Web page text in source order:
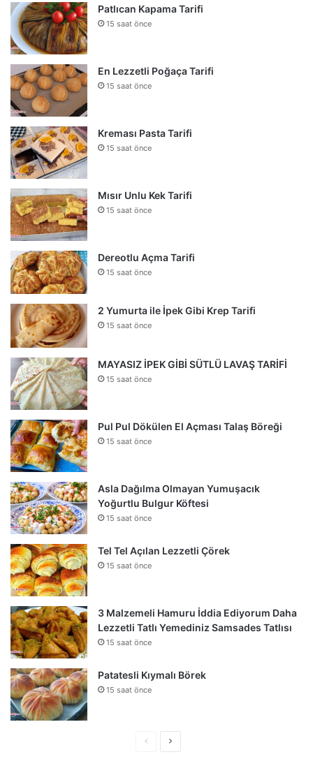
Patlıcan Kapama Tarifi
15 saat önce
En Lezzetli Poğaça Tarifi
15 saat önce
Kreması Pasta Tarifi
15 saat önce
Mısır Unlu Kek Tarifi
15 saat önce
Dereotlu Açma Tarifi
15 saat önce
2 Yumurta ile İpek Gibi Krep Tarifi
15 saat önce
MAYASIZ İPEK GİBİ SÜTLÜ LAVAŞ TARİFİ
15 saat önce
Pul Pul Dökülen El Açması Talaş Böreği
15 saat önce
Asla Dağılma Olmayan Yumuşacık
Yoğurtlu Bulgur Köftesi
15 saat önce
Tel Tel Açılan Lezzetli Çörek
15 saat önce
3 Malzemeli Hamuru İddia Ediyorum Daha
Lezzetli Tatlı Yemediniz Samsades Tatlısı
15 saat önce
Patatesli Kıymalı Börek
15 saat önce
ÖncekiSonraki